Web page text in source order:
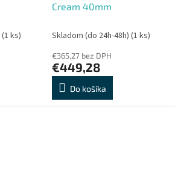
(1 ks)
Cream 40mm
Skladom (do 24h-48h) (1 ks)
€365,27 bez DPH
€449,28
Do košíka